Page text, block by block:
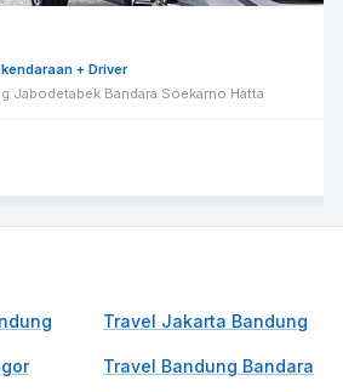
+ Driver
Jabodetabek Bandara Soekarno Hatta
Travel Jakarta Bandung
Travel Bandung Bandara